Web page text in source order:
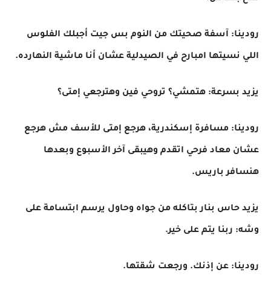
رودينا: آسفة صحيتك من النوم بس جيت أجبلك الفلوس
اللي نسيتها امبارح في الصيدلية عشان أنا ماشية النهارده.
يزيد بسرعة: هتمشي؟ تروحي فين وهترجعي إمتى؟
رودينا: مسافرة إسكندرية، هرجع إمتى للأسف مش هرجع
عشان معاد فرحي اتقدم وهيبقى آخر الأسبوع وبعدها
هنسافر باريس.
يزيد حاس بنار بتاكله من جواه وحاول يرسم ابتسامة على
وشه: ربنا يتم على خير.
رودينا: عن إذنك. ورجعت شقتها.